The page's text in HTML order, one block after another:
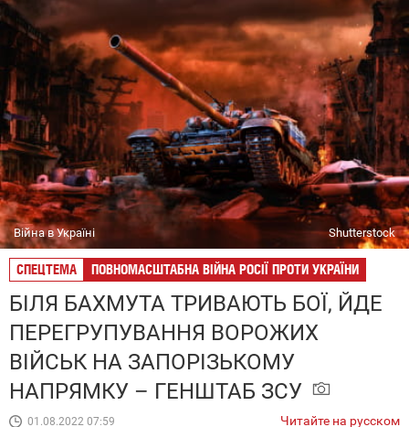
Війна в Україні Shutterstock
СПЕЦТЕМА ПОВНОМАСШТАБНА ВІЙНА РОСІЇ ПРОТИ УКРАЇНИ
БІЛЯ БАХМУТА ТРИВАЮТЬ БОЇ, ЙДЕ
ПЕРЕГРУПУВАННЯ ВОРОЖИХ
ВІЙСЬК НА ЗАПОРІЗЬКОМУ
НАПРЯМКУ – ГЕНШТАБ ЗСУ
01.08.2022 07:59 Читайте на русском